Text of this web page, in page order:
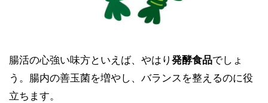
腸活の心強い味方といえば、やはり 発酵食品でしょ
う。腸内の善玉菌を増やし、バランスを整えるのに役
立ちます。